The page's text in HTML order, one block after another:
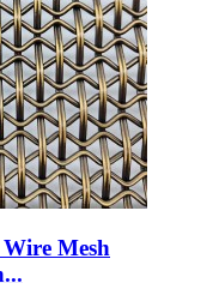
Wire Mesh